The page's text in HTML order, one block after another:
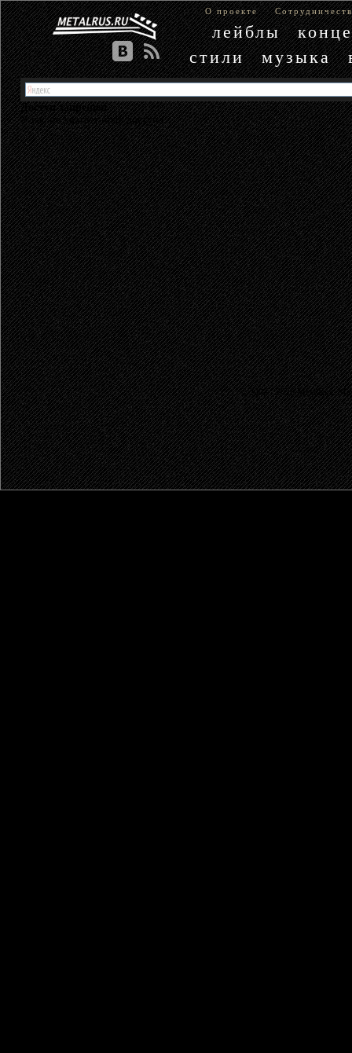
О проекте
лейблы
стили
музыка
Доступ запрещен
У вас не хватает прав доступа.
© 2003 - 2026 MetalRus.